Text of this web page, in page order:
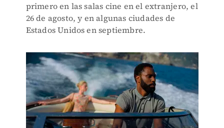
primero en las salas cine en el extranjero, el
26 de agosto, y en algunas ciudades de
Estados Unidos en septiembre.